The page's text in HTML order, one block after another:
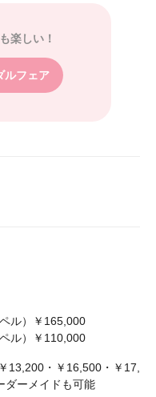
楽しい！
ルフェア
ル）￥165,000
ル）￥110,000
13,200・￥16,500・￥17,
ーメイドも可能